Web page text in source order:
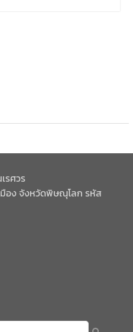
รศวร
มือง จังหวัดพิษณุโลก รหัส